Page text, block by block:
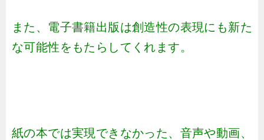
また、電子書籍出版は創造性の表現にも新た
な可能性をもたらしてくれます。
紙の本では実現できなかった、音声や動画、